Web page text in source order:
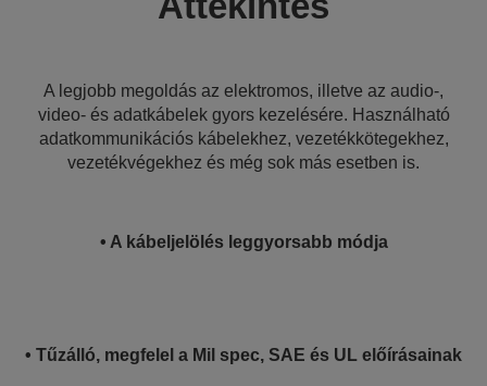
A legjobb megoldás az elektromos, illetve az audio-,
video- és adatkábelek gyors kezelésére. Használható
adatkommunikációs kábelekhez, vezetékkötegekhez,
vezetékvégekhez és még sok más esetben is.
• A kábeljelölés leggyorsabb módja
• Tűzálló, megfelel a Mil spec, SAE és UL előírásainak